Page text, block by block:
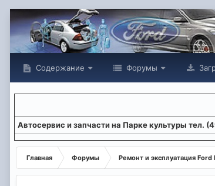
Содержание Форумы
Aвтосервис и запчасти на Парке культуры тел.
Главная Форумы Ремонт и эксплуатация Ford